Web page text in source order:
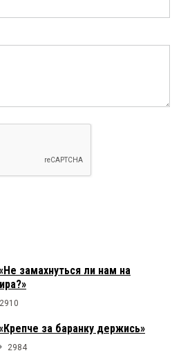
замахнуться ли нам на
2910
за баранку держись»
2984